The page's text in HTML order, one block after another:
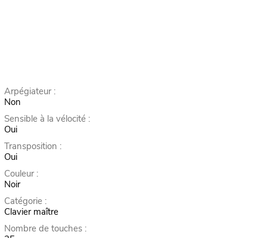
Arpégiateur :
Non
Sensible à la vélocité :
Oui
Transposition :
Oui
Couleur :
Noir
Catégorie :
Clavier maître
Nombre de touches :